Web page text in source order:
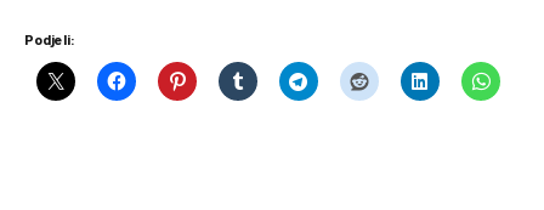
Podjeli: